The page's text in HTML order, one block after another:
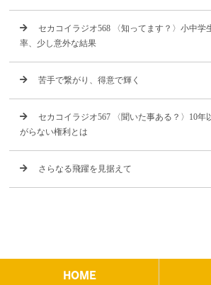
セカコイラジオ568 〈知ってます？〉小中学
率、少し意外な結果
苦手で繋がり、得意で輝く
セカコイラジオ567 〈聞いた事ある？〉10年
がらない権利とは
さらなる飛躍を見据えて
HOME